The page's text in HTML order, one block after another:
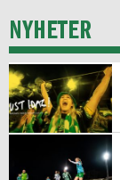
NYHETER